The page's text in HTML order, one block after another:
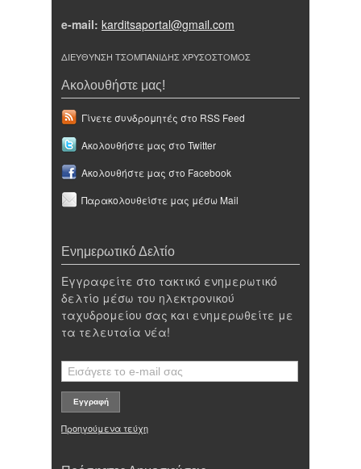
e-mail: karditsaportal@gmail.com
ΔΙΕΥΘΥΝΣΗ ΤΣΟΜΠΑΝΙΔΗΣ ΧΡΥΣΟΣΤΟΜΟΣ
Ακολουθήστε μας!
Γίνετε συνδρομητές στο RSS Feed
Ακολουθήστε μας στο Twitter
Ακολουθήστε μας στο Facebook
Παρακολουθείστε μας μέσω Mail
Ενημερωτικό Δελτίο
Εγγραφείτε στο τακτικό ενημερωτικό
δελτίο μέσω του ηλεκτρονικού
ταχυδρομείου σας και ενημερωθείτε με
τα τελευταία νέα!
Προηγούμενα τεύχη